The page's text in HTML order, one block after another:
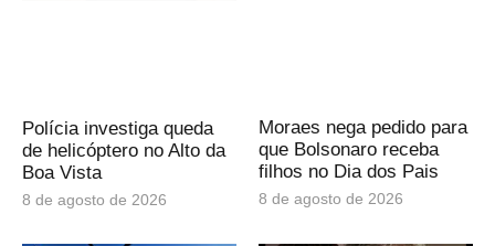
Polícia investiga queda
de helicóptero no Alto da
Boa Vista
8 de agosto de 2026
Moraes nega pedido para
que Bolsonaro receba
filhos no Dia dos Pais
8 de agosto de 2026